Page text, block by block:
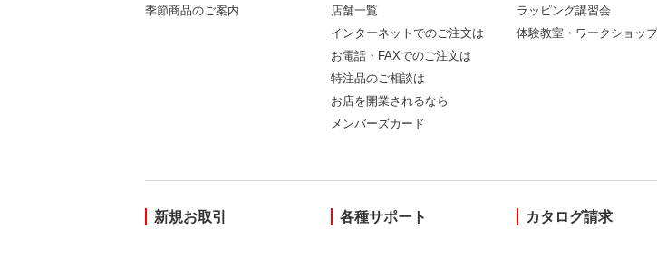
季節商品のご案内
店舗一覧
インターネットでのご注文は
お電話・FAXでのご注文は
特注品のご相談は
お店を開業されるなら
メンバーズカード
ラッピング講習会
体験教室・ワークショップ
新規お取引 各種サポート カタログ請求